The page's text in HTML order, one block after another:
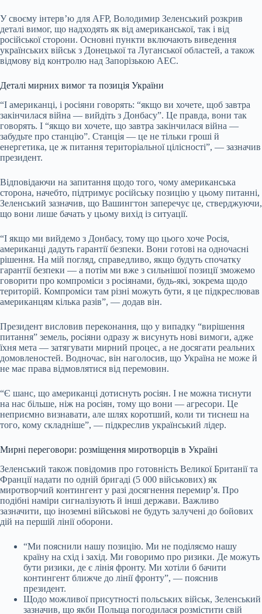
У своєму інтерв’ю для AFP, Володимир Зеленський розкрив
деталі вимог, що надходять як від американської, так і від
російської сторони. Основні пункти включають виведення
українських військ з Донецької та Луганської областей, а також
відмову від контролю над Запорізькою АЕС.
Деталі мирних вимог та позиція України
“І американці, і росіяни говорять: “якщо ви хочете, щоб завтра
закінчилася війна — вийдіть з Донбасу”. Це правда, вони так
говорять. І “якщо ви хочете, що завтра закінчилася війна —
забудьте про станцію”. Станція — це не тільки гроші й
енергетика, це ж питання територіальної цілісності”, — зазначив
президент.
Відповідаючи на запитання щодо того, чому американська
сторона, начебто, підтримує російську позицію у цьому питанні,
Зеленський зазначив, що Вашингтон заперечує це, стверджуючи,
що вони лише бачать у цьому вихід із ситуації.
“І якщо ми вийдемо з Донбасу, тому що цього хоче Росія,
американці дадуть гарантії безпеки. Вони готові на одночасні
рішення. На мій погляд, справедливо, якщо будуть спочатку
гарантії безпеки — а потім ми вже з сильнішої позиції зможемо
говорити про компроміси з росіянами, будь-які, зокрема щодо
територій. Компроміси там різні можуть бути, я це підкреслював
американцям кілька разів”, — додав він.
Президент висловив переконання, що у випадку “вирішення
питання” земель, росіяни одразу ж висунуть нові вимоги, адже
їхня мета — затягувати мирний процес, а не досягати реальних
домовленостей. Водночас, він наголосив, що Україна не може й
не має права відмовлятися від перемовин.
“Є шанс, що американці дотиснуть росіян. І не можна тиснути
на нас більше, ніж на росіян, тому що вони — агресори. Це
неприємно визнавати, але шлях коротший, коли ти тиснеш на
того, кому складніше”, — підкреслив український лідер.
Мирні переговори: розміщення миротворців в Україні
Зеленський також повідомив про готовність Великої Британії та
Франції надати по одній бригаді (5 000 військових) як
миротворчий контингент у разі досягнення перемир’я. Про
подібні наміри сигналізують й інші держави. Важливо
зазначити, що іноземні військові не будуть залучені до бойових
дій на першій лінії оборони.
“Ми пояснили нашу позицію. Ми не поділяємо нашу
країну на схід і захід. Ми говоримо про ризики. Де можуть
бути ризики, де є лінія фронту. Ми хотіли б бачити
контингент ближче до лінії фронту”, — пояснив
президент.
Щодо можливої присутності польських військ, Зеленський
зазначив, що якби Польща погодилася розмістити свій